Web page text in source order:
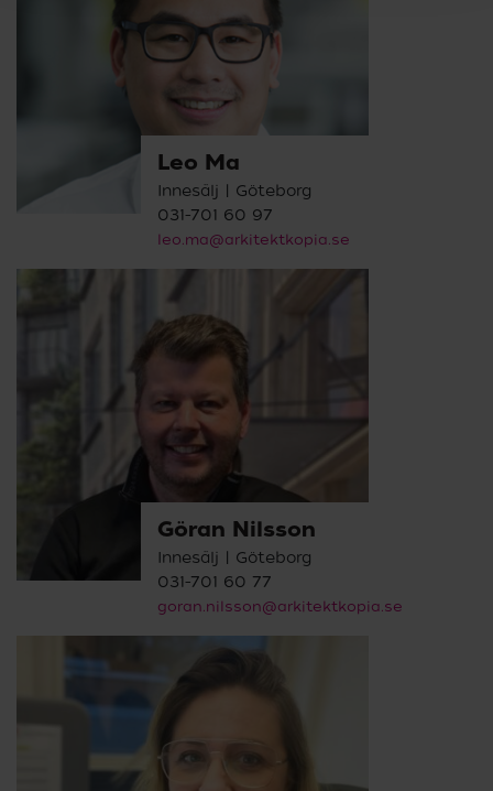
Leo Ma
Innesälj | Göteborg
031-701 60 97
leo.ma@arkitektkopia.se
Göran Nilsson
Innesälj | Göteborg
031-701 60 77
goran.nilsson@arkitektkopia.se